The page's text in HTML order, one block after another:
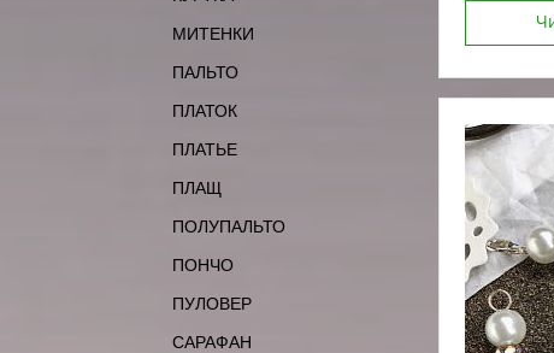
МИТЕНКИ
ПАЛЬТО
ПЛАТОК
ПЛАТЬЕ
ПЛАЩ
ПОЛУПАЛЬТО
ПОНЧО
ПУЛОВЕР
САРАФАН